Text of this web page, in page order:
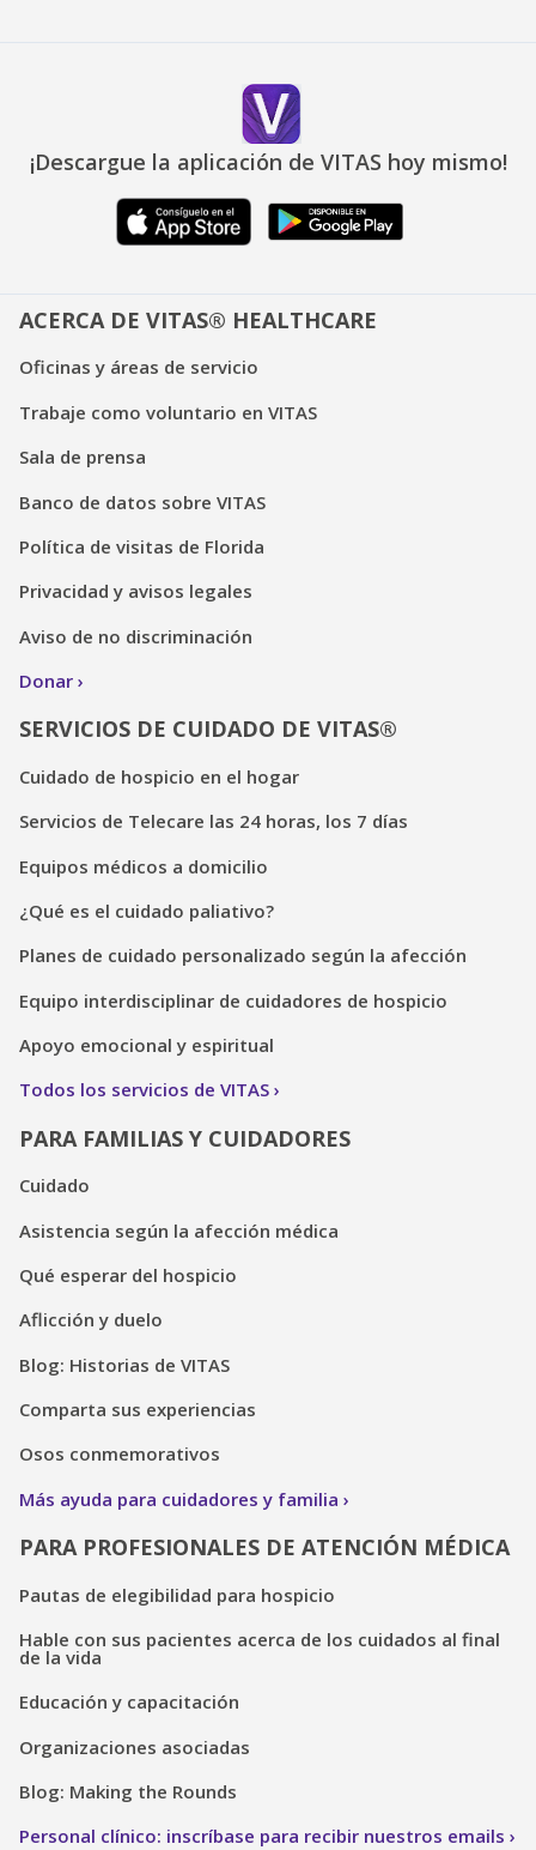
¡Descargue la aplicación de VITAS hoy mismo!
ACERCA DE VITAS® HEALTHCARE
Oficinas y áreas de servicio
Trabaje como voluntario en VITAS
Sala de prensa
Banco de datos sobre VITAS
Política de visitas de Florida
Privacidad y avisos legales
Aviso de no discriminación
Donar
SERVICIOS DE CUIDADO DE VITAS®
Cuidado de hospicio en el hogar
Servicios de Telecare las 24 horas, los 7 días
Equipos médicos a domicilio
¿Qué es el cuidado paliativo?
Planes de cuidado personalizado según la afección
Equipo interdisciplinar de cuidadores de hospicio
Apoyo emocional y espiritual
Todos los servicios de VITAS
PARA FAMILIAS Y CUIDADORES
Cuidado
Asistencia según la afección médica
Qué esperar del hospicio
Aflicción y duelo
Blog: Historias de VITAS
Comparta sus experiencias
Osos conmemorativos
Más ayuda para cuidadores y familia
PARA PROFESIONALES DE ATENCIÓN MÉDICA
Pautas de elegibilidad para hospicio
Hable con sus pacientes acerca de los cuidados al final
de la vida
Educación y capacitación
Organizaciones asociadas
Blog: Making the Rounds
Personal clínico: inscríbase para recibir nuestros emails